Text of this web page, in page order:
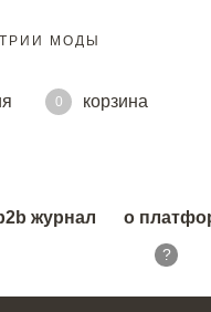
МОДЫ
0
корзина
журнал о
?